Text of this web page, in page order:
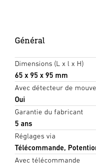
Général
Dimensions (L x l x H)
65 x 95 x 95 mm
Avec détecteur de
Oui
Garantie du fabricant
5 ans
Réglages via
Télécommande,
Avec télécommande